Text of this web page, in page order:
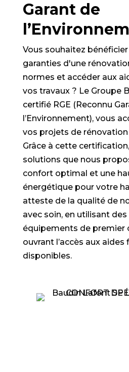
Garant de
Vous souhaitez
garanties d'une
normes et accéder aux
vos travaux ? Le Groupe
certifié RGE (Reconnu
l’Environnement), vous
vos projets de
Grâce à cette
solutions que nous
confort optimal et une
énergétique pour votre
atteste de la qualité de
avec soin, en utilisant
équipements de premier
ouvrant l’accès aux aides
disponibles.